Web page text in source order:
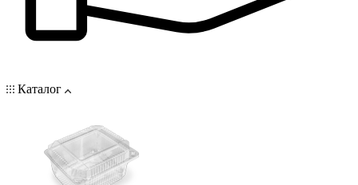
Каталог